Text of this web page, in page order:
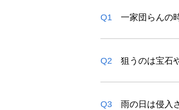
Q1 一家団らんの
Q2 狙うのは宝石
Q3 雨の日は侵入